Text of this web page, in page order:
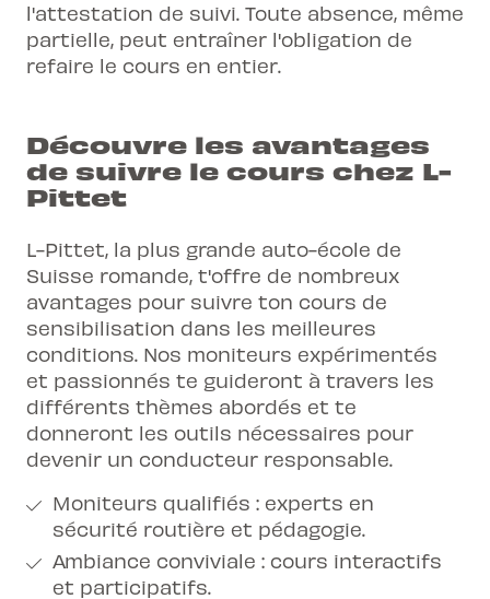
l'attestation de suivi. Toute absence, même
partielle, peut entraîner l'obligation de
refaire le cours en entier.
Découvre les avantages
de suivre le cours chez L-
Pittet
L-Pittet, la plus grande auto-école de
Suisse romande, t'offre de nombreux
avantages pour suivre ton cours de
sensibilisation dans les meilleures
conditions. Nos moniteurs expérimentés
et passionnés te guideront à travers les
différents thèmes abordés et te
donneront les outils nécessaires pour
devenir un conducteur responsable.
Moniteurs qualifiés : experts en
sécurité routière et pédagogie.
Ambiance conviviale : cours interactifs
et participatifs.